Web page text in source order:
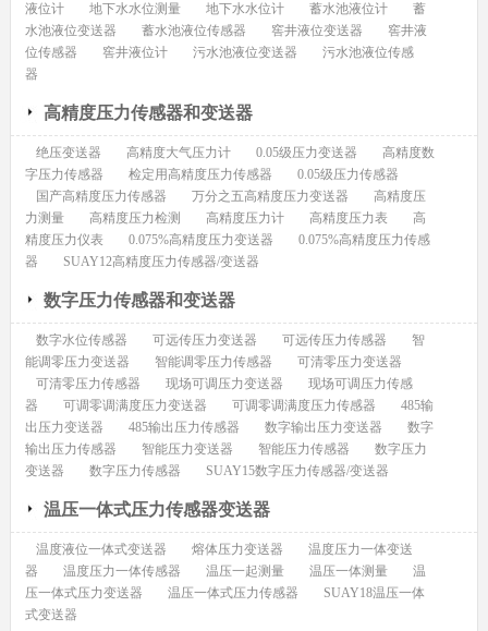
液位计
地下水水位测量 地下水水位计 蓄水池液位计
蓄
水池液位变送器
蓄水池液位传感器 窖井液位变送器
窖井液
位传感器
窖井液位计 污水池液位变送器
污水池液位传感
器
高精度压力传感器和变送器
绝压变送器 高精度大气压力计 0.05级压力变送器
高精度数
字压力传感器
检定用高精度压力传感器
0.05级压力传感器
国产高精度压力传感器
万分之五高精度压力变送器
高精度压
力测量
高精度压力检测 高精度压力计 高精度压力表
高
精度压力仪表
0.075%高精度压力变送器
0.075%高精度压力传感
器
SUAY12高精度压力传感器/变送器
数字压力传感器和变送器
数字水位传感器 可远传压力变送器 可远传压力传感器
智
能调零压力变送器
智能调零压力传感器
可清零压力变送器
可清零压力传感器
现场可调压力变送器
现场可调压力传感
器
可调零调满度压力变送器 可调零调满度压力传感器
485输
出压力变送器
485输出压力传感器 数字输出压力变送器
数字
输出压力传感器
智能压力变送器 智能压力传感器
数字压力
变送器
数字压力传感器 SUAY15数字压力传感器/变送器
温压一体式压力传感器变送器
温度液位一体式变送器 熔体压力变送器
温度压力一体变送
器
温度压力一体传感器 温压一起测量 温压一体测量
温
压一体式压力变送器
温压一体式压力传感器
SUAY18温压一体
式变送器